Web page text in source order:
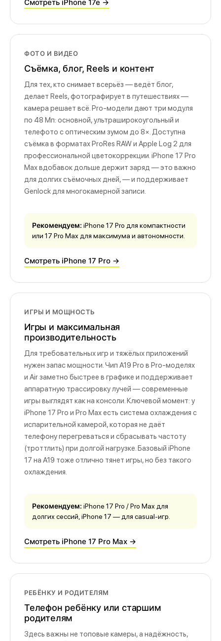
Смотреть iPhone 17e →
ФОТО И ВИДЕО
Съёмка, блог, Reels и контент
Для тех, кто снимает всерьёз — ведёт блог,
делает Reels, фотографирует в путешествиях —
камера решает всё. Pro-модели дают три модуля
по 48 Мп: основной, ультраширокоугольный и
телефото с оптическим зумом до 8×. Доступна
съёмка в форматах ProRes RAW и Apple Log 2 для
профессиональной цветокоррекции. iPhone 17 Pro
Max вдобавок дольше держит заряд — это важно
для долгих съёмочных дней, — и поддерживает
Genlock для многокамерной записи.
Рекомендуем: iPhone 17 Pro для компактности
или 17 Pro Max для максимума и автономности.
Смотреть iPhone 17 Pro →
ИГРЫ И МОЩНОСТЬ
Игры и максимальная
производительность
Для требовательных игр и тяжёлых приложений
нужен запас мощности. Чип A19 Pro в Pro-моделях
и Air заметно быстрее в графике и поддерживает
аппаратную трассировку лучей — современные
игры выглядят как на консоли. Ключевой момент: у
iPhone 17 Pro и Pro Max есть система охлаждения с
испарительной камерой, которая не даёт
телефону перегреваться и сбрасывать частоту
(троттлить) при долгой нагрузке. Базовый iPhone
17 на A19 тоже отлично тянет игры, но без такого
охлаждения.
Рекомендуем: iPhone 17 Pro / Pro Max для
долгих сессий, iPhone 17 — для casual-игр.
Смотреть iPhone 17 Pro Max →
РЕБЁНКУ И РОДИТЕЛЯМ
Телефон ребёнку или старшим
родителям
Здесь важны не топовые камеры, а надёжность,